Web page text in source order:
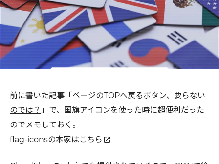
前に書いた記事「 ページのTOPへ戻るボタン、要らない
のでは？ 」で、国旗アイコンを使った時に超便利だった
のでメモしておく。
flag-iconsの本家は こちら open_in_new